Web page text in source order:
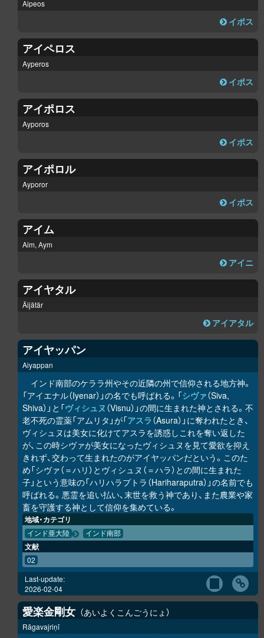
Aipeos
イポス
アイペロス
Ayperos
イポス
アイポロス
Ayporos
イポス
アイポロル
Ayporor
イポス
アイム
Aim, Aym
アイニ
アイヤタル
Äijätär
アイアタル
アイヤッパン
Aiyappan
インド南部のケララ州やその近隣の州で信仰される地方神。
「アイエナル（Iyenar）」の名でも呼ばれる。「シヴァ（Siva,
Shiva）」と「ヴィシュヌ （Visnu）」の間に生まれた神とされる。不
老不死の霊薬「アムリタ」が「アスラ （Asura）」に奪われたとき、
ヴィシュヌは美女に化けてアスラを誘惑しこれを奪い返した
が、この時シヴァが美女になったヴィシュヌを見て愛欲を抑え
きれず、交わって生まれたのがアイヤッパンだという。このた
め「シヴァ（＝ハリ）とヴィシュヌ（＝ハラ）との間に生まれた
子」という意味の「ハリハラプトラ（Hariharaputra）」の名前でも
呼ばれる。悪霊を追い払い、末世を救う神であり、また農業や家
畜を守護する神として信仰を集めている。
地域・カテゴリ
インド亜大陸 インド南部
文献
02
Last-update:
2026-02-04
愛楽金剛女 あいよくこんごうにょ
Rāgavajriṇī